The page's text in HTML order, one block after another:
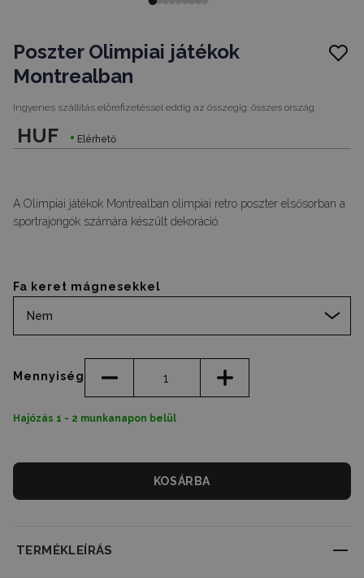
Poszter Olimpiai játékok
Montrealban
Ingyenes szállítás előrefizetéssel eddig az összegig: összes ország
HUF Elérhető
A Olimpiai játékok Montrealban olimpiai retro poszter elsősorban a
sportrajongók számára készült dekoráció.
Hajózás 1 - 2 munkanapon belül
Fa keret mágnesekkel
Nem
Mennyiség
KOSÁRBA
TERMÉKLEÍRÁS